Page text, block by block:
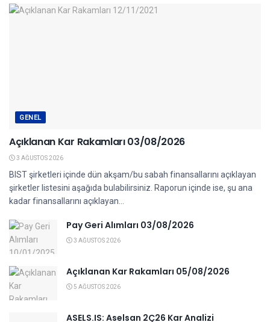
GENEL
Açıklanan Kar Rakamları 03/08/2026
3 AĞUSTOS 2026
BIST şirketleri içinde dün akşam/bu sabah finansallarını açıklayan
şirketler listesini aşağıda bulabilirsiniz. Raporun içinde ise, şu ana
kadar finansallarını açıklayan...
Pay Geri Alımları 03/08/2026
3 AĞUSTOS 2026
Açıklanan Kar Rakamları 05/08/2026
5 AĞUSTOS 2026
ASELS.IS: Aselsan 2Ç26 Kar Analizi